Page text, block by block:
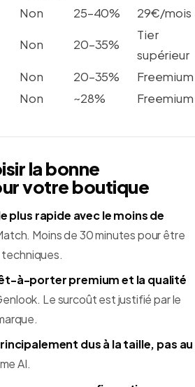
Non 25–40% 29€/mois
Non 20–35%
Tier
supérieur
Non 20–35%
Freemium
Non ~28% Freemium
la bonne
votre boutique
plus rapide avec le moins de
Moins de 30 minutes pour être
techniques.
à-porter premium et la qualité
Le surcoût est justifié par le
dus à la taille, pas au
AI.